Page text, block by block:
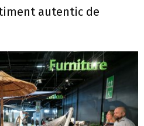
autentic de